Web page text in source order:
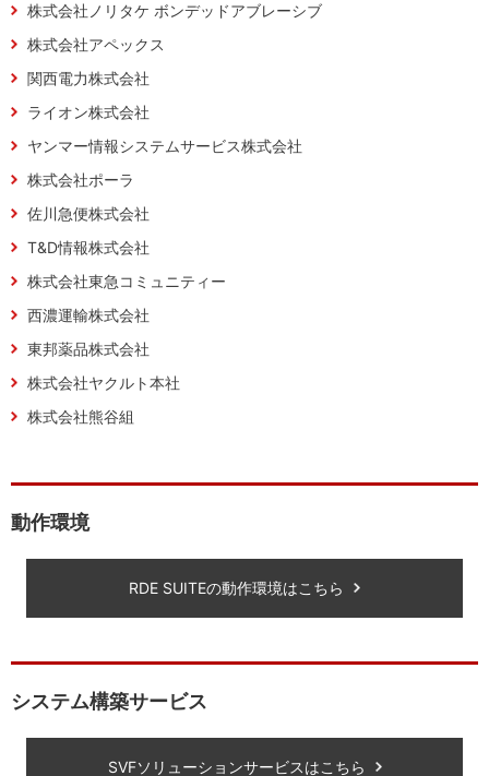
株式会社ノリタケ ボンデッドアブレーシブ
株式会社アペックス
関西電力株式会社
ライオン株式会社
ヤンマー情報システムサービス株式会社
株式会社ポーラ
佐川急便株式会社
T&D情報株式会社
株式会社東急コミュニティー
西濃運輸株式会社
東邦薬品株式会社
株式会社ヤクルト本社
株式会社熊谷組
動作環境
RDE SUITEの動作環境はこちら
システム構築サービス
SVFソリューションサービスはこちら